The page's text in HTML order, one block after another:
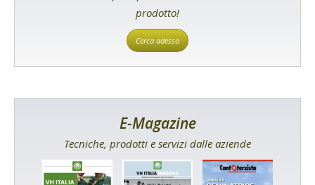
prodotto!
Cerca adesso
E-Magazine
Tecniche, prodotti e servizi dalle aziende